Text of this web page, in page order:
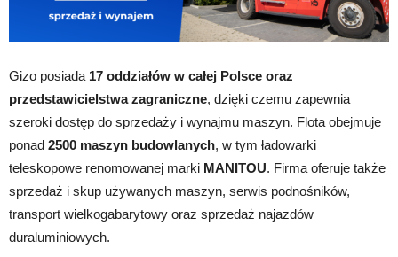
Gizo posiada 17 oddziałów w całej Polsce oraz
przedstawicielstwa zagraniczne, dzięki czemu zapewnia
szeroki dostęp do sprzedaży i wynajmu maszyn. Flota obejmuje
ponad 2500 maszyn budowlanych, w tym ładowarki
teleskopowe renomowanej marki MANITOU. Firma oferuje także
sprzedaż i skup używanych maszyn, serwis podnośników,
transport wielkogabarytowy oraz sprzedaż najazdów
duraluminiowych.